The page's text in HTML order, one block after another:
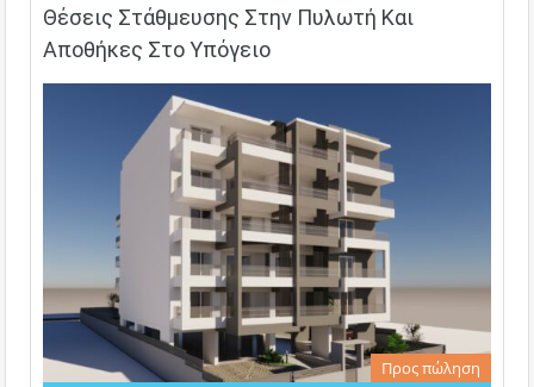
Θέσεις Στάθμευσης Στην Πυλωτή Και
Αποθήκες Στο Υπόγειο
Προς πώληση